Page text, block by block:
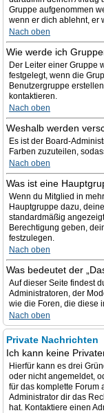
Gruppe aufgenommen
wenn er dich ablehnt, er
Nach oben
Wie werde ich
Der Leiter einer Gruppe
festgelegt, wenn die
Benutzergruppe
kontaktieren.
Nach oben
Weshalb werden
Es ist der Board-
Farben zuzuteilen,
Nach oben
Was ist eine
Wenn du Mitglied in
Hauptgruppe dazu,
standardmäßig
Berechtigung geben,
festzulegen.
Nach oben
Was bedeutet der
Auf dieser Seite findest
Administratoren, der
wie die Foren, die diese
Nach oben
Private Nachrichten
Ich kann keine
Hierfür kann es drei
oder nicht angemeldet,
für das komplette Forum
Administrator dir das
hat. Kontaktiere einen